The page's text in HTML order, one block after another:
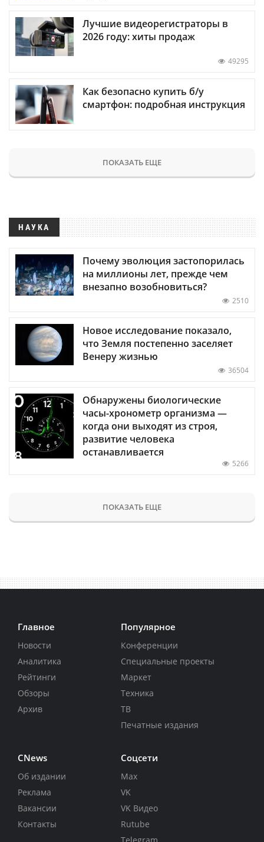
Лучшие видеорегистраторы в
2026 году: хиты продаж
49295
Как безопасно купить б/у
смартфон: подробная инструкция
ПОКАЗАТЬ ЕЩЕ
НАУКА
Почему эволюция застопорилась
на миллионы лет, прежде чем
внезапно возобновиться?
2510
Новое исследование показало,
что Земля постепенно заселяет
Венеру жизнью
36504
Обнаружены биологические
часы-хронометр организма —
когда они выходят из строя,
развитие человека
останавливается
5266
ПОКАЗАТЬ ЕЩЕ
Главное
Новости
Аналитика
Рейтинги
Обзоры
Архив
Популярное
Конференции
Специальные проекты
Маркет
Техника
ТВ
Печатные издания
CNews
Об издании
Реклама
Вакансии
Контакты
Соцсети
Max
VK
VK Видео
Rutube